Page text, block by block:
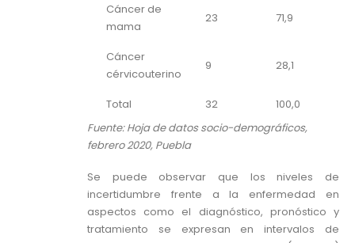
Cáncer de
mama
23 71,9
Cáncer
cérvicouterino
9 28,1
Total 32
100,0
Fuente: Hoja de datos socio-demográficos,
febrero 2020, Puebla
Se puede observar que los niveles de
incertidumbre frente a la enfermedad en
aspectos como el diagnóstico, pronóstico y
tratamiento se expresan en intervalos de